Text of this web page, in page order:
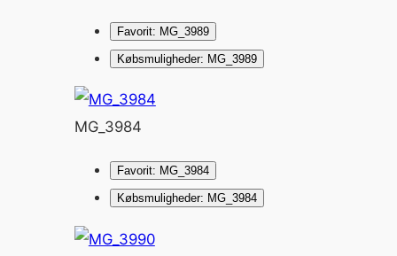
Favorit: MG_3989
Købsmuligheder: MG_3989
MG_3984
Favorit: MG_3984
Købsmuligheder: MG_3984